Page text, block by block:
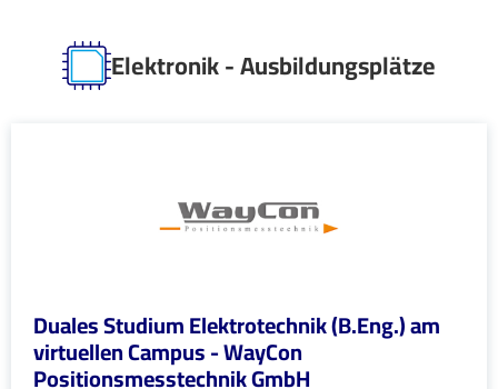
Elektronik - Ausbildungsplätze
Duales Studium Elektrotechnik (B.Eng.) am
virtuellen Campus - WayCon
Positionsmesstechnik GmbH